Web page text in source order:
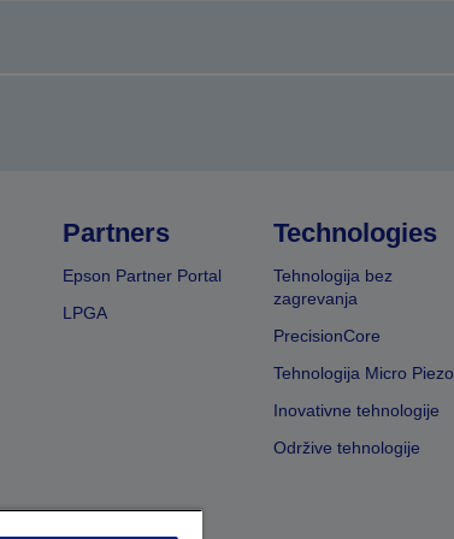
Partners
Epson Partner Portal
LPGA
Technologies
Tehnologija bez
zagrevanja
PrecisionCore
Tehnologija Micro Piezo
Inovativne tehnologije
Održive tehnologije